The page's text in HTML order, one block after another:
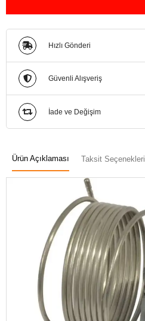
Hızlı Gönderi
Güvenli Alışveriş
İade ve Değişim
Ürün Açıklaması Taksit Seçenekleri